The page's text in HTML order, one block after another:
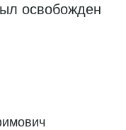
освобожден